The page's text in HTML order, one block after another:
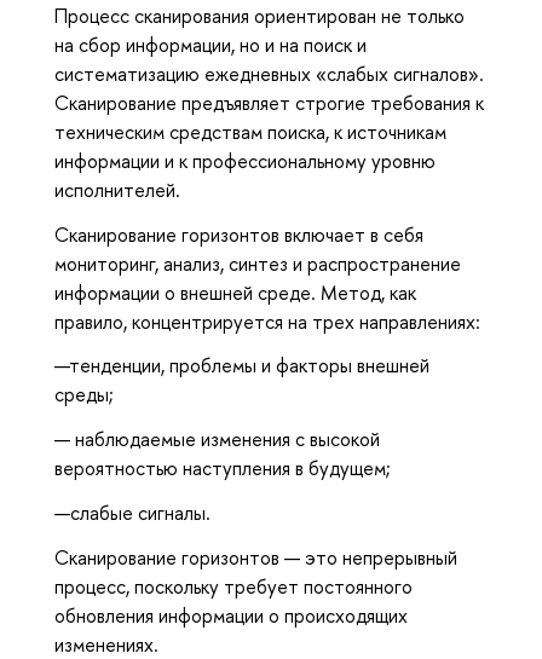
Процесс сканирования ориентирован не только
на сбор информации, но и на поиск и
систематизацию ежедневных «слабых сигналов».
Сканирование предъявляет строгие требования к
техническим средствам поиска, к источникам
информации и к профессиональному уровню
исполнителей.
Сканирование горизонтов включает в себя
мониторинг, анализ, синтез и распространение
информации о внешней среде. Метод, как
правило, концентрируется на трех направлениях:
—тенденции, проблемы и факторы внешней
среды;
— наблюдаемые изменения с высокой
вероятностью наступления в будущем;
—слабые сигналы.
Сканирование горизонтов — это непрерывный
процесс, поскольку требует постоянного
обновления информации о происходящих
изменениях.